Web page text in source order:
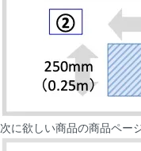
次に欲しい商品の商品ペー